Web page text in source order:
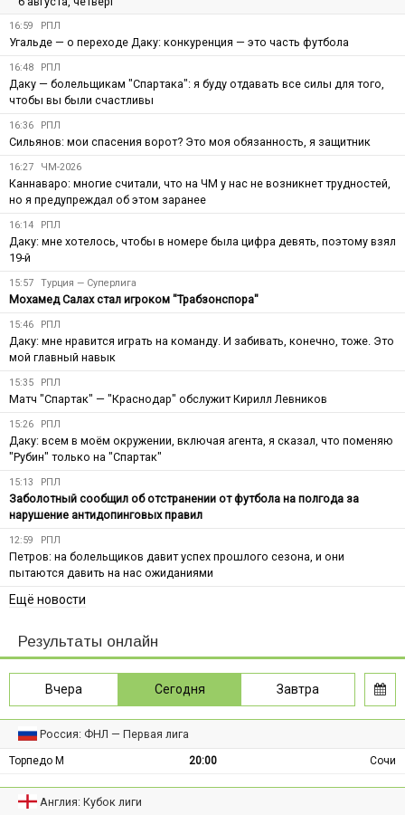
16:59 РПЛ
Угальде — о переходе Даку: конкуренция — это часть футбола
16:48 РПЛ
Даку — болельщикам "Спартака": я буду отдавать все силы для того,
чтобы вы были счастливы
16:36 РПЛ
Сильянов: мои спасения ворот? Это моя обязанность, я защитник
16:27 ЧМ-2026
Каннаваро: многие считали, что на ЧМ у нас не возникнет трудностей,
но я предупреждал об этом заранее
16:14 РПЛ
Даку: мне хотелось, чтобы в номере была цифра девять, поэтому взял
19-й
15:57 Турция — Суперлига
Мохамед Салах стал игроком "Трабзонспора"
15:46 РПЛ
Даку: мне нравится играть на команду. И забивать, конечно, тоже. Это
мой главный навык
15:35 РПЛ
Матч "Спартак" — "Краснодар" обслужит Кирилл Левников
15:26 РПЛ
Даку: всем в моём окружении, включая агента, я сказал, что поменяю
"Рубин" только на "Спартак"
15:13 РПЛ
Заболотный сообщил об отстранении от футбола на полгода за
нарушение антидопинговых правил
12:59 РПЛ
Петров: на болельщиков давит успех прошлого сезона, и они
пытаются давить на нас ожиданиями
Ещё новости
Результаты онлайн
Вчера Сегодня Завтра
Россия: ФНЛ — Первая лига
Торпедо М 20:00 Сочи
Англия: Кубок лиги